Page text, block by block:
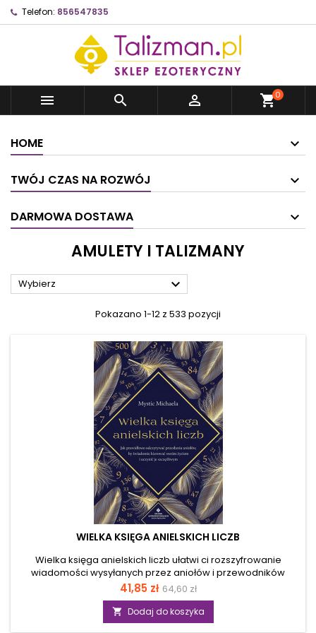
Telefon: 856547835
   shopping_cart0
HOME
TWÓJ CZAS NA ROZWÓJ
DARMOWA DOSTAWA
AMULETY I TALIZMANY
Wybierz 
Pokazano 1-12 z 533 pozycji
WIELKA KSIĘGA ANIELSKICH LICZB
Wielka księga anielskich liczb ułatwi ci rozszyfrowanie
wiadomości wysyłanych przez aniołów i przewodników
duchowych. Dzięki niej odkryjesz sens liczb anielskich i
nauczysz się wykorzystać channeling w codziennym życiu.
Oprócz wskazówek interpretacyjnych otrzymasz obszerny
indeks liczb anielskich, poczynając od 1, a kończąc na 999.
Cena
41,85 zł Cena
podstawowa
64,60 zł
 Dodaj do koszyka